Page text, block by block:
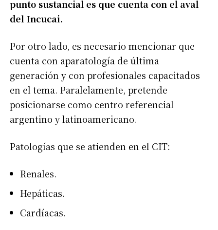
punto sustancial es que cuenta con el aval
del Incucai.
Por otro lado, es necesario mencionar que
cuenta con aparatología de última
generación y con profesionales capacitados
en el tema. Paralelamente, pretende
posicionarse como centro referencial
argentino y latinoamericano.
Patologías que se atienden en el CIT:
Renales.
Hepáticas.
Cardíacas.